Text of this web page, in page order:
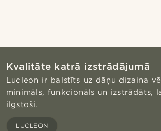
Kvalitāte katrā izstrādājumā
Lucleon ir balstīts uz dāņu dizaina
minimāls, funkcionāls un izstrādāts,
ilgstoši.
LUCLEON